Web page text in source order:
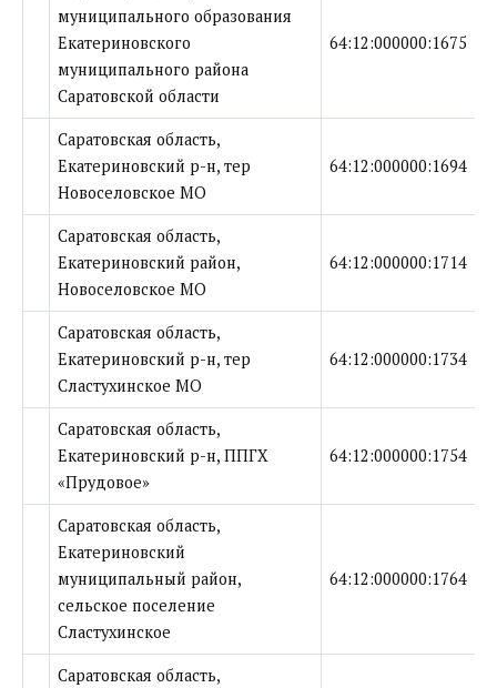
муниципального образования
Екатериновского
муниципального района
Саратовской области
64:12:000000:1675
Саратовская область,
Екатериновский р-н, тер
Новоселовское МО
64:12:000000:1694
Саратовская область,
Екатериновский район,
Новоселовское МО
64:12:000000:1714
Саратовская область,
Екатериновский р-н, тер
Сластухинское МО
64:12:000000:1734
Саратовская область,
Екатериновский р-н, ППГХ
«Прудовое»
64:12:000000:1754
Саратовская область,
Екатериновский
муниципальный район,
сельское поселение
Сластухинское
64:12:000000:1764
Саратовская область,